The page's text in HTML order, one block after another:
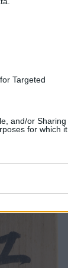
Targeted
and/or Sharing
for which it